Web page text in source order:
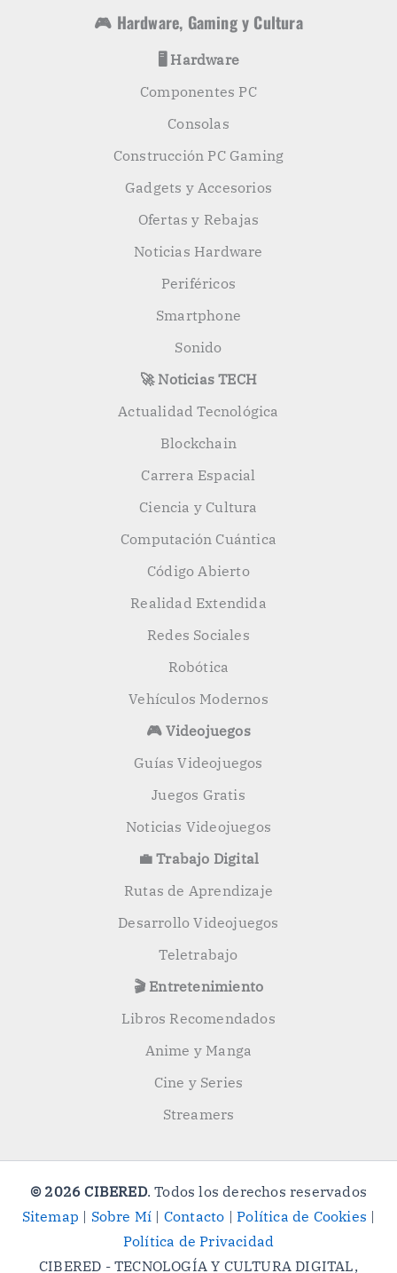
🎮 Hardware, Gaming y Cultura
🖥️ Hardware
Componentes PC
Consolas
Construcción PC Gaming
Gadgets y Accesorios
Ofertas y Rebajas
Noticias Hardware
Periféricos
Smartphone
Sonido
🚀 Noticias TECH
Actualidad Tecnológica
Blockchain
Carrera Espacial
Ciencia y Cultura
Computación Cuántica
Código Abierto
Realidad Extendida
Redes Sociales
Robótica
Vehículos Modernos
🎮 Videojuegos
Guías Videojuegos
Juegos Gratis
Noticias Videojuegos
💼 Trabajo Digital
Rutas de Aprendizaje
Desarrollo Videojuegos
Teletrabajo
🎬 Entretenimiento
Libros Recomendados
Anime y Manga
Cine y Series
Streamers
© 2026 CIBERED. Todos los derechos reservados
Sitemap | Sobre Mí | Contacto |Política de Cookies |
Política de Privacidad
CIBERED - TECNOLOGÍA Y CULTURA DIGITAL,